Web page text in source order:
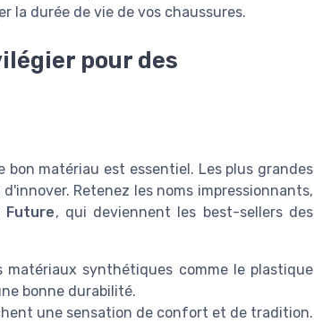
la durée de vie de vos chaussures.
pour des
bon matériau est essentiel. Les plus grandes
Retenez les noms impressionnants,
Future, qui deviennent les best-sellers des
matériaux synthétiques comme le plastique
bonne durabilité.
une sensation de confort et de tradition.